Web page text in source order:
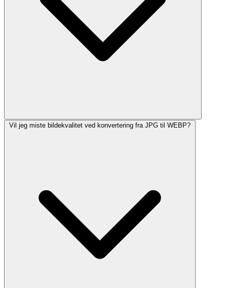
Vil jeg miste bildekvalitet ved konvertering fra JPG til WEBP?